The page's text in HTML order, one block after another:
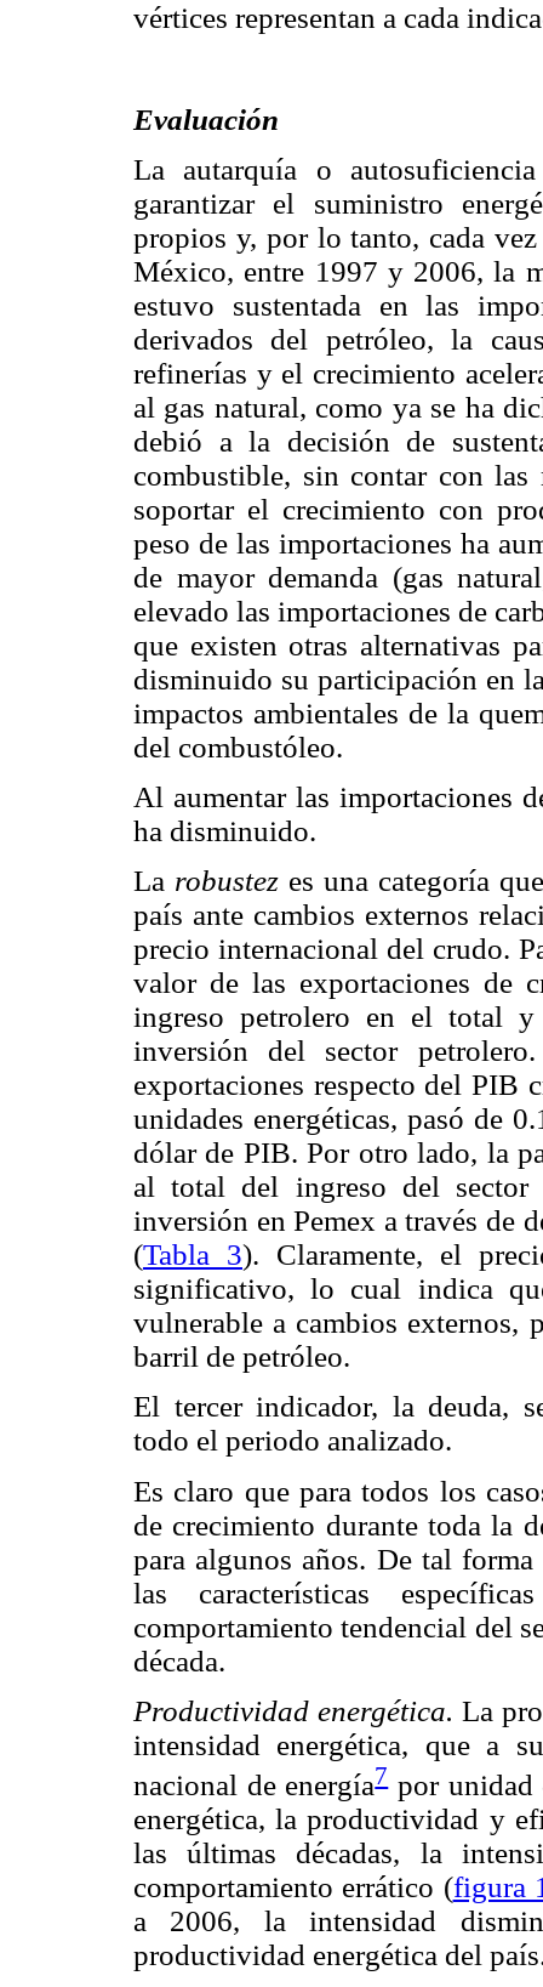
vértices representan a cada
Evaluación
La autarquía o
garantizar el suministro
propios y, por lo tanto, cada
México, entre 1997 y 2006, la
estuvo sustentada en las
derivados del petróleo, la
refinerías y el crecimiento
al gas natural, como ya se ha
debió a la decisión de
combustible, sin contar con
soportar el crecimiento con
peso de las importaciones ha
de mayor demanda (gas
elevado las importaciones de
que existen otras alternativas
disminuido su participación en
impactos ambientales de la
del combustóleo.
Al aumentar las importaciones
ha disminuido.
La robustezes una categoría
país ante cambios externos
precio internacional del crudo.
valor de las exportaciones de
ingreso petrolero en el total
inversión del sector
exportaciones respecto del PIB
unidades energéticas, pasó de
dólar de PIB. Por otro lado, la
al total del ingreso del
inversión en Pemex a través de
(Tabla 3). Claramente, el
significativo, lo cual indica
vulnerable a cambios externos,
barril de petróleo.
El tercer indicador, la deuda,
todo el periodo analizado.
Es claro que para todos los
de crecimiento durante toda la
para algunos años. De tal
las características
comportamiento tendencial del
década.
Productividad energética. La
intensidad energética, que a
nacional de energía7por unidad
energética, la productividad y
las últimas décadas, la
comportamiento errático (figura
a 2006, la intensidad
productividad energética del